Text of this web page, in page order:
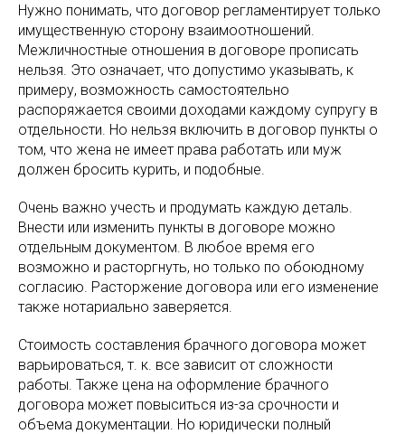
Нужно понимать, что договор регламентирует только
имущественную сторону взаимоотношений.
Межличностные отношения в договоре прописать
нельзя. Это означает, что допустимо указывать, к
примеру, возможность самостоятельно
распоряжается своими доходами каждому супругу в
отдельности. Но нельзя включить в договор пункты о
том, что жена не имеет права работать или муж
должен бросить курить, и подобные.
Очень важно учесть и продумать каждую деталь.
Внести или изменить пункты в договоре можно
отдельным документом. В любое время его
возможно и расторгнуть, но только по обоюдному
согласию. Расторжение договора или его изменение
также нотариально заверяется.
Стоимость составления брачного договора может
варьироваться, т. к. все зависит от сложности
работы. Также цена на оформление брачного
договора может повыситься из-за срочности и
объема документации. Но юридически полный